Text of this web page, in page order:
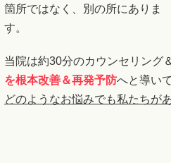
箇所ではなく、別の所にありま
す。
当院は約30分のカウンセリング
を根本改善＆再発予防へと導い
どのようなお悩みでも私たちが